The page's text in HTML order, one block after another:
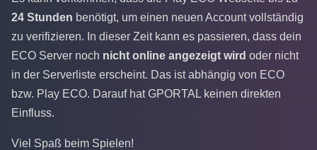
24 Stunden benötigt, um einen neuen Account vollständig
zu verifizieren. In dieser Zeit kann es passieren, dass dein
ECO Server noch nicht online angezeigt wird oder nicht
in der Serverliste erscheint. Das ist abhängig von ECO
bzw. Play ECO. Darauf hat GPORTAL keinen direkten
Einfluss.
Viel Spaß beim Spielen!